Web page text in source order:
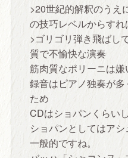
>20世紀的解釈のうえ
の技巧レベルからすれ
>ゴリゴリ弾き飛ばし
質で不愉快な演奏
筋肉質なポリーニは嫌
録音はピアノ独奏が
ため
CDはショパンくらい
ショパンとしてはア
一般的ですね。